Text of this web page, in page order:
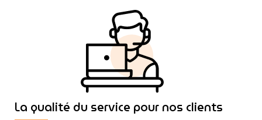
La qualité du service pour nos clients